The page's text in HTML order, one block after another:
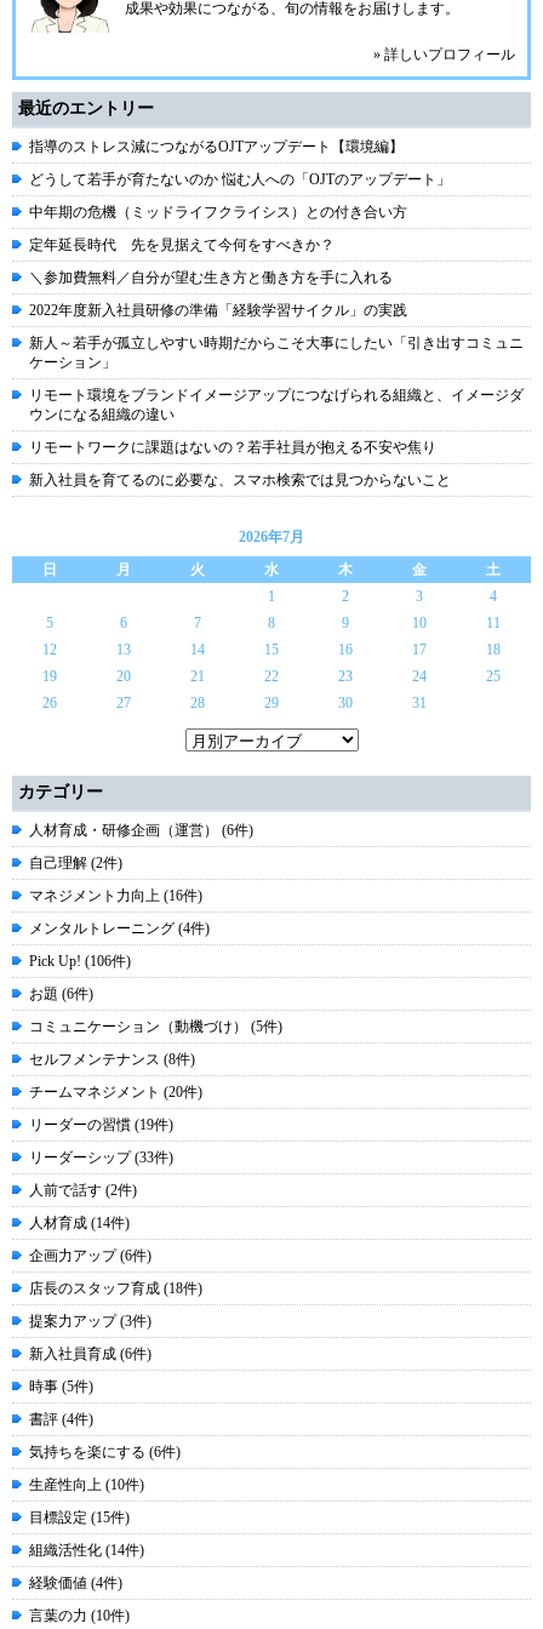
成果や効果につながる、旬の情報をお届けします。
» 詳しいプロフィール
最近のエントリー
指導のストレス減につながるOJTアップデート【環境編】
どうして若手が育たないのか 悩む人への「OJTのアップデート」
中年期の危機（ミッドライフクライシス）との付き合い方
定年延長時代 先を見据えて今何をすべきか？
＼参加費無料／自分が望む生き方と働き方を手に入れる
2022年度新入社員研修の準備「経験学習サイクル」の実践
新人～若手が孤立しやすい時期だからこそ大事にしたい「引き出すコミュニ
ケーション」
リモート環境をブランドイメージアップにつなげられる組織と、イメージダ
ウンになる組織の違い
リモートワークに課題はないの？若手社員が抱える不安や焦り
新入社員を育てるのに必要な、スマホ検索では見つからないこと
2026年7月
日
月 火 水 木 金
土
1
2 3
4
5
6 7 8 9 10
11
12
13 14 15 16 17
18
19
20 21 22 23 24
25
26
27 28 29 30 31
カテゴリー
人材育成・研修企画（運営） (6件)
自己理解 (2件)
マネジメント力向上 (16件)
メンタルトレーニング (4件)
Pick Up! (106件)
お題 (6件)
コミュニケーション（動機づけ） (5件)
セルフメンテナンス (8件)
チームマネジメント (20件)
リーダーの習慣 (19件)
リーダーシップ (33件)
人前で話す (2件)
人材育成 (14件)
企画力アップ (6件)
店長のスタッフ育成 (18件)
提案力アップ (3件)
新入社員育成 (6件)
時事 (5件)
書評 (4件)
気持ちを楽にする (6件)
生産性向上 (10件)
目標設定 (15件)
組織活性化 (14件)
経験価値 (4件)
言葉の力 (10件)